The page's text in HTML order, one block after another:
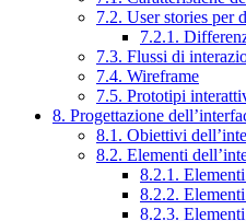
7.2. User stories per
7.2.1.
7.3. Flussi di
7.4. Wireframe
7.5. Prototipi
8. Progettazione
8.1. Obiettivi
8.2. Elementi
8.2.1.
8.2.2.
8.2.3.